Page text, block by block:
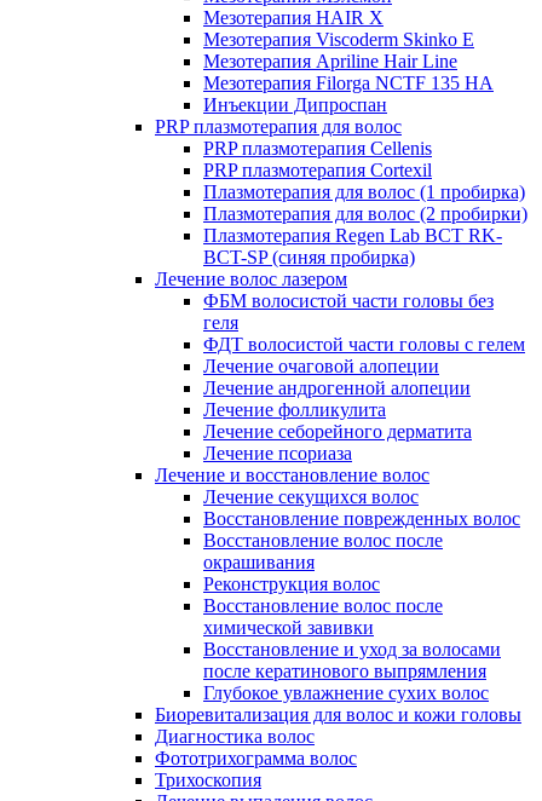
Мезотерапия HAIR X
Мезотерапия Viscoderm Skinko E
Мезотерапия Apriline Hair Line
Мезотерапия Filorga NCTF 135 HA
Инъекции Дипроспан
PRP плазмотерапия для волос
PRP плазмотерапия Cellenis
PRP плазмотерапия Cortexil
Плазмотерапия для волос (1 пробирка)
Плазмотерапия для волос (2 пробирки)
Плазмотерапия Regen Lab BCT RK-
BCT-SP (синяя пробирка)
Лечение волос лазером
ФБМ волосистой части головы без
геля
ФДТ волосистой части головы с гелем
Лечение очаговой алопеции
Лечение андрогенной алопеции
Лечение фолликулита
Лечение себорейного дерматита
Лечение псориаза
Лечение и восстановление волос
Лечение секущихся волос
Восстановление поврежденных волос
Восстановление волос после
окрашивания
Реконструкция волос
Восстановление волос после
химической завивки
Восстановление и уход за волосами
после кератинового выпрямления
Глубокое увлажнение сухих волос
Биоревитализация для волос и кожи головы
Диагностика волос
Фототрихограмма волос
Трихоскопия